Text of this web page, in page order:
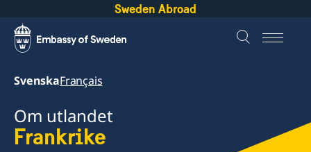
Sweden Abroad
SvenskaFrançais
Om utlandet
Frankrike